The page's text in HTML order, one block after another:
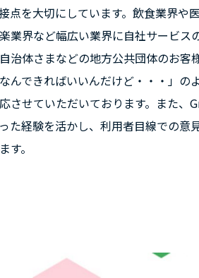
点を大切にしています。飲食業界や
業界など幅広い業界に自社サービス
治体さまなどの地方公共団体のお客
んできればいいんだけど・・・」の
させていただいております。また、
た経験を活かし、利用者目線での意
す。